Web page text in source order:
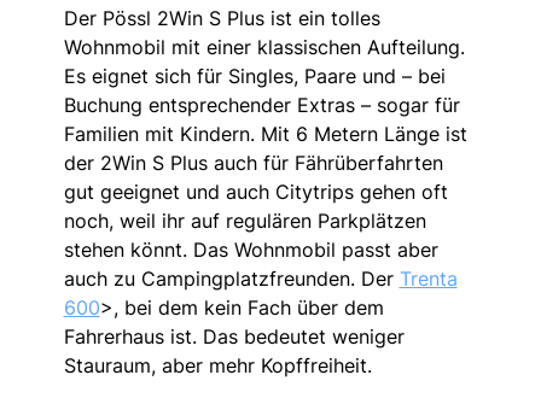
Der Pössl 2Win S Plus ist ein tolles
Wohnmobil mit einer klassischen Aufteilung.
Es eignet sich für Singles, Paare und – bei
Buchung entsprechender Extras – sogar für
Familien mit Kindern. Mit 6 Metern Länge ist
der 2Win S Plus auch für Fährüberfahrten
gut geeignet und auch Citytrips gehen oft
noch, weil ihr auf regulären Parkplätzen
stehen könnt. Das Wohnmobil passt aber
auch zu Campingplatzfreunden. Der Trenta
600>, bei dem kein Fach über dem
Fahrerhaus ist. Das bedeutet weniger
Stauraum, aber mehr Kopffreiheit.